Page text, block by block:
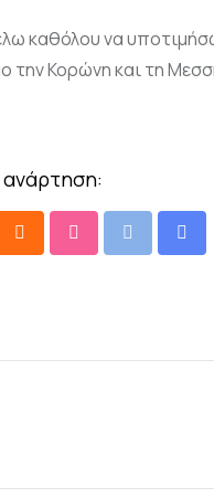
καθόλου να
την Κορώνη και τη
ανάρτηση: